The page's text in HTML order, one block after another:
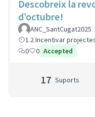
Descobreix la
d’octubre!
ANC_SantCugat2025
1.2 Incentivar
0
0 Accepted
17 Suports